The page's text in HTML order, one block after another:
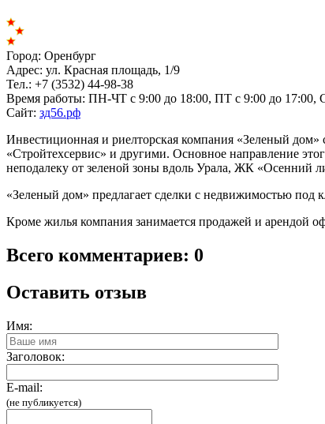
Город: Оренбург
Адрес: ул. Красная площадь, 1/9
Тел.: +7 (3532) 44-98-38
Время работы: ПН-ЧТ с 9:00 до 18:00, ПТ с 9:00 до 17:00,
Сайт: зд56.рф
Инвестиционная и риелторская компания «Зеленый
«Стройтехсервис» и другими. Основное направление
неподалеку от зеленой зоны вдоль Урала, ЖК
«Зеленый дом» предлагает сделки с недвижимостью под
Кроме жилья компания занимается продажей и арендой
Всего комментариев: 0
Оставить отзыв
Имя:
Заголовок:
E-mail:
(не публикуется)